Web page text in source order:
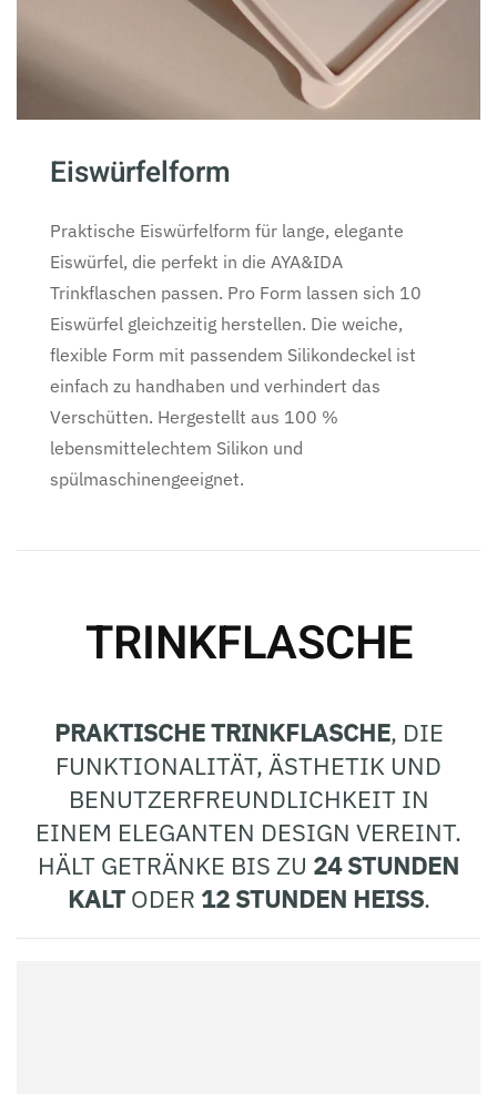
Eiswürfelform
Praktische Eiswürfelform für lange, elegante
Eiswürfel, die perfekt in die AYA&IDA
Trinkflaschen passen. Pro Form lassen sich 10
Eiswürfel gleichzeitig herstellen. Die weiche,
flexible Form mit passendem Silikondeckel ist
einfach zu handhaben und verhindert das
Verschütten. Hergestellt aus 100 %
lebensmittelechtem Silikon und
spülmaschinengeeignet.
TRINKFLASCHE
PRAKTISCHE TRINKFLASCHE, DIE
FUNKTIONALITÄT, ÄSTHETIK UND
BENUTZERFREUNDLICHKEIT IN
EINEM ELEGANTEN DESIGN VEREINT.
HÄLT GETRÄNKE BIS ZU 24 STUNDEN
KALTODER 12 STUNDEN HEISS .